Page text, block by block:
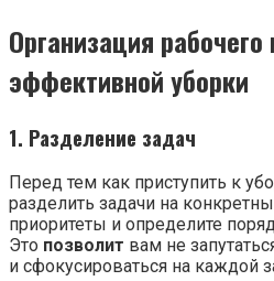
Организация
эффективной уборки
1. Разделение задач
Перед тем как приступить к
разделить задачи на
приоритеты и определите
Это позволит вам не
и сфокусироваться на каждой